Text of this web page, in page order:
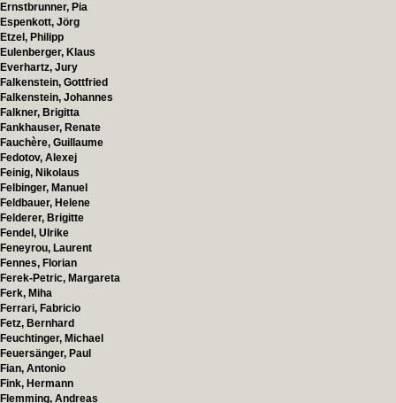
Ernstbrunner, Pia
Espenkott, Jörg
Etzel, Philipp
Eulenberger, Klaus
Everhartz, Jury
Falkenstein, Gottfried
Falkenstein, Johannes
Falkner, Brigitta
Fankhauser, Renate
Fauchère, Guillaume
Fedotov, Alexej
Feinig, Nikolaus
Felbinger, Manuel
Feldbauer, Helene
Felderer, Brigitte
Fendel, Ulrike
Feneyrou, Laurent
Fennes, Florian
Ferek-Petric, Margareta
Ferk, Miha
Ferrari, Fabricio
Fetz, Bernhard
Feuchtinger, Michael
Feuersänger, Paul
Fian, Antonio
Fink, Hermann
Flemming, Andreas